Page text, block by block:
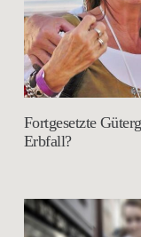
Fortgesetzte
Erbfall?